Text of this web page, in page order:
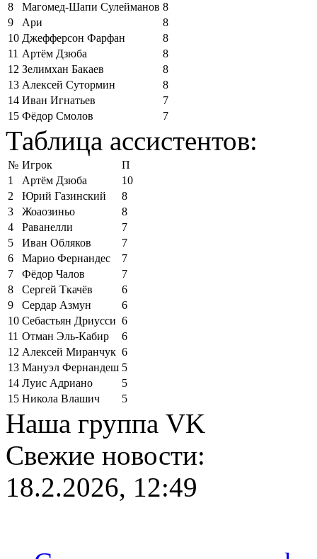
8
Магомед-Шапи Сулейманов 8
9
Ари
8
10 Джефферсон Фарфан
8
11 Артём Дзюба
8
12 Зелимхан Бакаев
8
13 Алексей Сутормин
8
14 Иван Игнатьев
7
15 Фёдор Смолов 7
Таблица ассистентов:
№ Игрок
П
1
Артём Дзюба
10
2
Юрий Газинский
8
3
Жоаозиньо
8
4
Раванелли
7
5
Иван Обляков
7
6
Марио Фернандес
7
7
Фёдор Чалов
7
8
Сергей Ткачёв
6
9
Сердар Азмун
6
10 Себастьян Дриусси 6
11 Отман Эль-Кабир
6
12 Алексей Миранчук 6
13 Мануэл Фернандеш 5
14 Луис Адриано
5
15 Никола Влашич 5
Наша группа VK
Свежие новости:
18.2.2026, 12:49